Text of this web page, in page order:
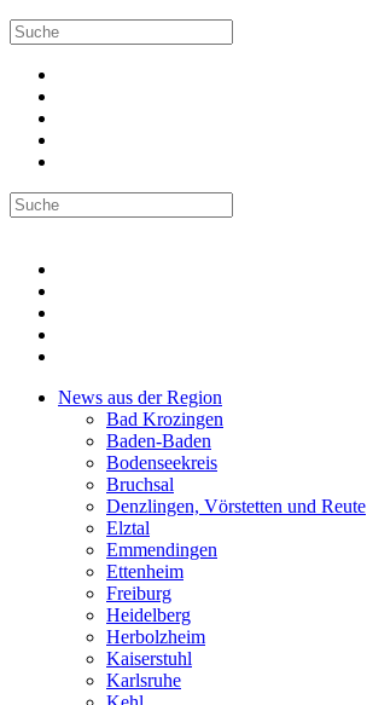
News aus der Region
Bad Krozingen
Baden-Baden
Bodenseekreis
Bruchsal
Denzlingen, Vörstetten und Reute
Elztal
Emmendingen
Ettenheim
Freiburg
Heidelberg
Herbolzheim
Kaiserstuhl
Karlsruhe